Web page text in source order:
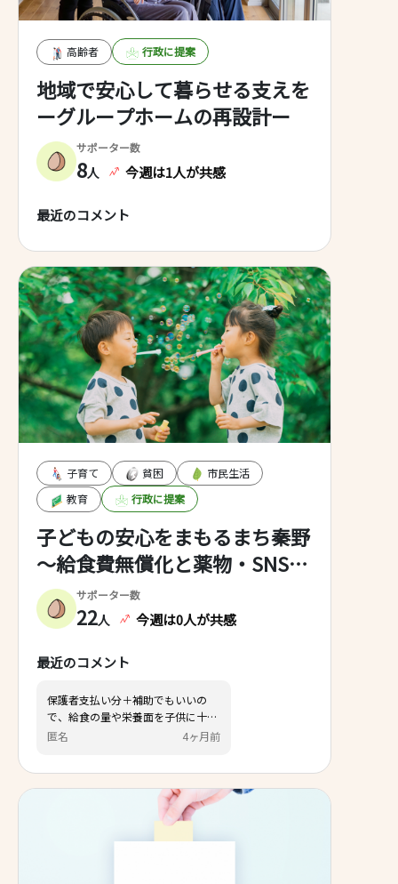
高齢者 行政に提案
地域で安心して暮らせる支えを
ーグループホームの再設計ー
サポーター数
8人 今週は1人が共感
最近のコメント
子育て 貧困
市民生活
教育
行政に提案
子どもの安心をまもるまち秦野
～給食費無償化と薬物・SNS対
策の強化～
サポーター数
22人 今週は0人が共感
最近のコメント
保護者支払い分＋補助でもいいの
で、給食の量や栄養面を子供に十分
な量にして欲しい
匿名 4ヶ月前